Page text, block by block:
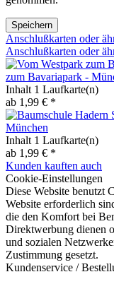
Speichern
Anschlußkarten oder
Anschlußkarten oder
zum Bavariapark -
Inhalt 1 Laufkarte(n)
ab 1,99 € *
München
Inhalt 1 Laufkarte(n)
ab 1,99 € *
Kunden kauften auch
Cookie-Einstellungen
Diese Website benutzt
Website erforderlich
die den Komfort bei
Direktwerbung dienen
und sozialen
Zustimmung gesetzt.
Kundenservice /